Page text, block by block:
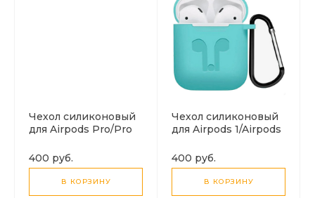
Чехол силиконовый
для Airpods Pro/Pro
синий с карабином
400 руб.
В КОРЗИНУ
Чехол силиконовый
для Airpods 1/Airpods
бирюзовый с
карабином, &
400 руб.
В КОРЗИНУ